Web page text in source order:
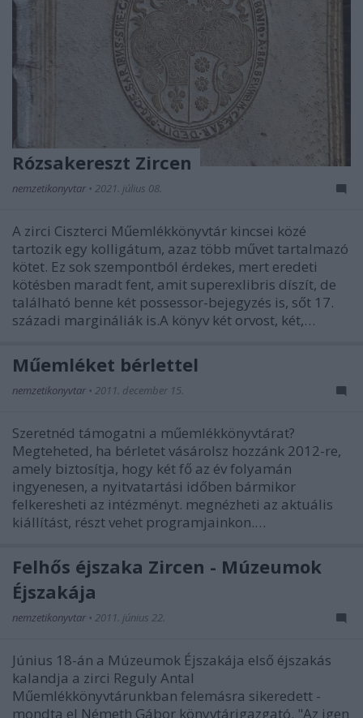
Rózsakereszt Zircen
nemzetikonyvtar • 2021. július 08.
A zirci Ciszterci Műemlékkönyvtár kincsei közé
tartozik egy kolligátum, azaz több művet tartalmazó
kötet. Ez sok szempontból érdekes, mert eredeti
kötésben maradt fent, amit superexlibris díszít, de
található benne két possessor-bejegyzés is, sőt 17.
századi margináliák is.A könyv két orvost, két,…
Műemléket bérlettel
nemzetikonyvtar • 2011. december 15.
Szeretnéd támogatni a műemlékkönyvtárat?
Megteheted, ha bérletet vásárolsz hozzánk 2012-re,
amely biztosítja, hogy két fő az év folyamán
ingyenesen, a nyitvatartási időben bármikor
felkeresheti az intézményt. megnézheti az aktuális
kiállítást, részt vehet programjainkon.…
Felhős éjszaka Zircen - Múzeumok
Éjszakája
nemzetikonyvtar • 2011. június 22.
Június 18-án a Múzeumok Éjszakája első éjszakás
kalandja a zirci Reguly Antal
Műemlékkönyvtárunkban felemásra sikeredett -
mondta el Németh Gábor könyvtárigazgató. "Az igen